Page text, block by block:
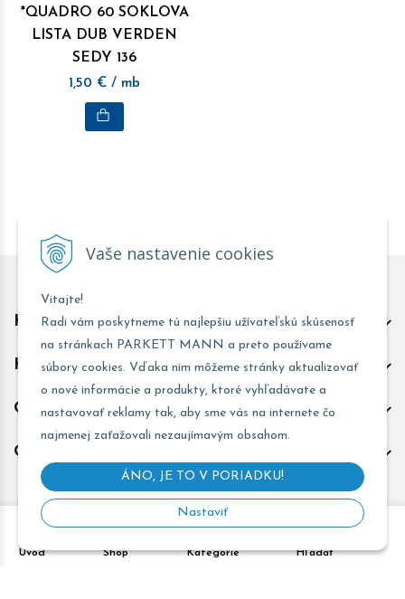
Vaše nastavenie cookies
Vitajte!
Radi vám poskytneme tú najlepšiu užívateľskú skúsenosť
na stránkach PARKETT MANN a preto používame
súbory cookies. Vďaka nim môžeme stránky aktualizovať
o nové informácie a produkty, ktoré vyhľadávate a
nastavovať reklamy tak, aby sme vás na internete čo
najmenej zaťažovali nezaujímavým obsahom.
ÁNO, JE TO V PORIADKU!
Nastaviť
Úvod Shop Kategórie Hľadať
*QUADRO 60 SOKLOVA
LISTA DUB VERDEN
SEDY 136
1,50 € / mb
Kontakt predajňa Trnava
Kontakt predajňa Žarnovica
Obchodné informácie
Odoberať novinky
e-shop Pohoda connector